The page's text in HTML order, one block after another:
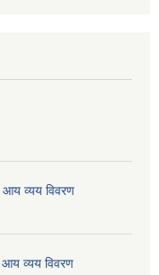
व्यय विवरण
व्यय विवरण